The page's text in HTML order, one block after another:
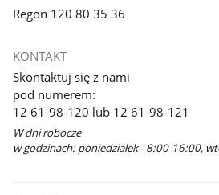
Regon 120 80 35 36
KONTAKT
Skontaktuj się z nami
pod numerem:
12 61-98-120 lub 12 61-98-121
W dni robocze
w godzinach: poniedziałek - 8:00-16:00,